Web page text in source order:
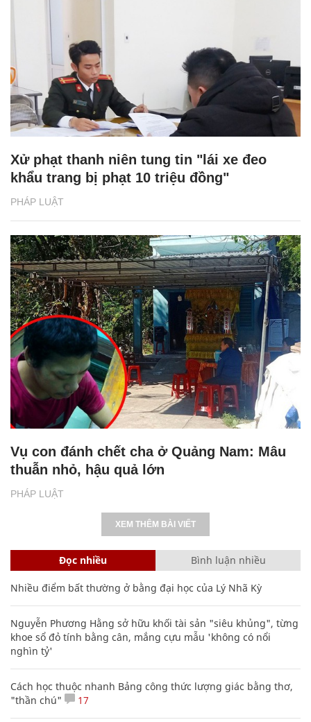
PHÁP LUẬT
Xử phạt thanh niên tung tin "lái xe đeo
khẩu trang bị phạt 10 triệu đồng"
PHÁP LUẬT
Vụ con đánh chết cha ở Quảng Nam: Mâu
thuẫn nhỏ, hậu quả lớn
XEM THÊM BÀI VIẾT
Đọc nhiều Bình luận nhiều
Nhiều điểm bất thường ở bằng đại học của Lý Nhã Kỳ
Nguyễn Phương Hằng sở hữu khối tài sản "siêu khủng", từng
khoe sổ đỏ tính bằng cân, mắng cựu mẫu 'không có nổi
nghìn tỷ'
Cách học thuộc nhanh Bảng công thức lượng giác bằng thơ,
"thần chú"
17